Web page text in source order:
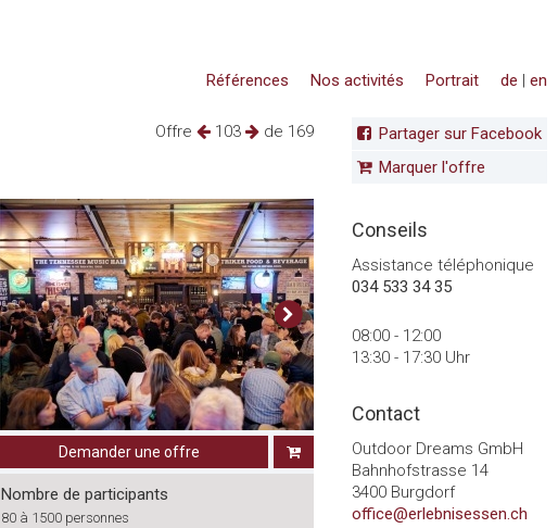
de | en
Portrait
Nos activités
Références
Offre 103 de 169
Demander une offre
Nombre de participants
80 à 1500 personnes
Partager sur Facebook
Marquer l'offre
Conseils
Assistance téléphonique
034 533 34 35
08:00 - 12:00
13:30 - 17:30 Uhr
Contact
Outdoor Dreams GmbH
Bahnhofstrasse 14
3400 Burgdorf
office@erlebnisessen.ch